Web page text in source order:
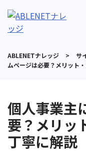
ABLENETナレッジ > サ
ムページは必要？メリット
個人事業主
要？メリッ
丁寧に解説